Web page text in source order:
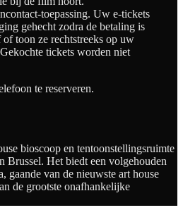
toepassing. Uw e-tickets
gehecht zodra de betaling is
toon ze rechtstreeks op uw
tickets worden niet
te reserveren.
bioscoop en tentoonstellingsruimte
Brussel. Het biedt een volgehouden
gaande van de nieuwste art house
de grootste onafhankelijke